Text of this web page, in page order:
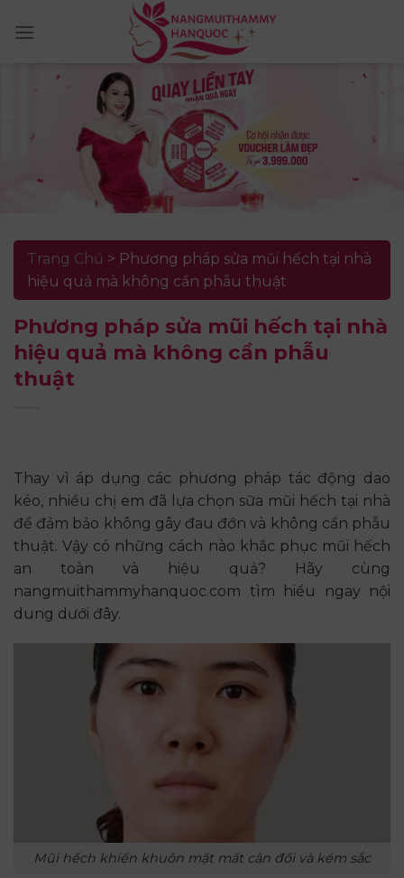
Trang Chủ > Phương pháp sửa mũi hếch tại nhà
hiệu quả mà không cần phẫu thuật
Phương pháp sửa mũi hếch tại nhà
hiệu quả mà không cần phẫu
thuật
Thay vì áp dụng các phương pháp tác động dao
kéo, nhiều chị em đã lựa chọn sữa mũi hếch tại nhà
để đảm bảo không gây đau đớn và không cần phẫu
thuật. Vậy có những cách nào khắc phục mũi hếch
an toàn và hiệu quả? Hãy cùng
nangmuithammyhanquoc.com tìm hiểu ngay nội
dung dưới đây.
Mũi hếch khiến khuôn mặt mất cân đối và kém sắc